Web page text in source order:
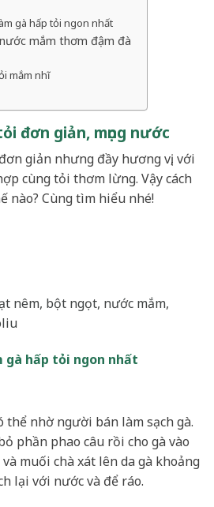
gà hấp tỏi ngon nhất
mắm thơm đậm đà
mắm nhĩ
đơn giản, mọng nước
giản nhưng đầy hương vị, với
cùng tỏi thơm lừng. Vậy cách
nào? Cùng tìm hiểu nhé!
nêm, bột ngọt, nước mắm,
gà hấp tỏi ngon nhất
thể nhờ người bán làm sạch gà.
phần phao câu rồi cho gà vào
muối chà xát lên da gà khoảng
lại với nước và để ráo.